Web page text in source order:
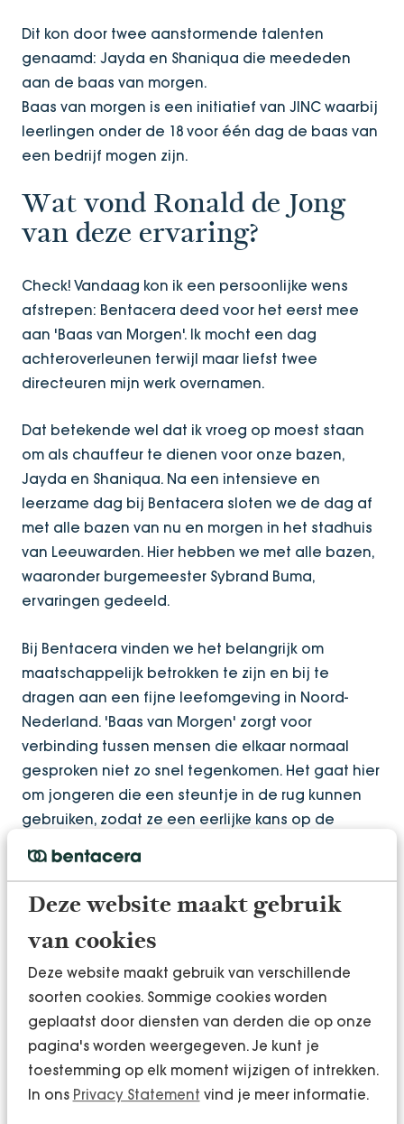
Deze website maakt gebruik
van cookies
Deze website maakt gebruik van verschillende
soorten cookies. Sommige cookies worden
geplaatst door diensten van derden die op onze
pagina's worden weergegeven. Je kunt je
toestemming op elk moment wijzigen of intrekken.
In ons Privacy Statement vind je meer informatie.
Dit kon door twee aanstormende talenten
genaamd: Jayda en Shaniqua die meededen
aan de baas van morgen.
Baas van morgen is een initiatief van JINC waarbij
leerlingen onder de 18 voor één dag de baas van
een bedrijf mogen zijn.
Wat vond Ronald de Jong
van deze ervaring?
Check! Vandaag kon ik een persoonlijke wens
afstrepen: Bentacera deed voor het eerst mee
aan 'Baas van Morgen'. Ik mocht een dag
achteroverleunen terwijl maar liefst twee
directeuren mijn werk overnamen.
Dat betekende wel dat ik vroeg op moest staan
om als chauffeur te dienen voor onze bazen,
Jayda en Shaniqua. Na een intensieve en
leerzame dag bij Bentacera sloten we de dag af
met alle bazen van nu en morgen in het stadhuis
van Leeuwarden. Hier hebben we met alle bazen,
waaronder burgemeester Sybrand Buma,
ervaringen gedeeld.
Bij Bentacera vinden we het belangrijk om
maatschappelijk betrokken te zijn en bij te
dragen aan een fijne leefomgeving in Noord-
Nederland. 'Baas van Morgen' zorgt voor
verbinding tussen mensen die elkaar normaal
gesproken niet zo snel tegenkomen. Het gaat hier
om jongeren die een steuntje in de rug kunnen
gebruiken, zodat ze een eerlijke kans op de
steentje aan bij.
Ik kijk nu al uit naar de volgende editie van 'Baas
van Morgen'. Bentacera doet zeker weer mee!
Benieuwd hoe de dag eruit
zag?